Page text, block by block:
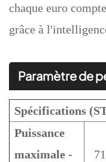
chaque euro
grâce à
Paramètre de
Spécifications
Puissance
maximale -